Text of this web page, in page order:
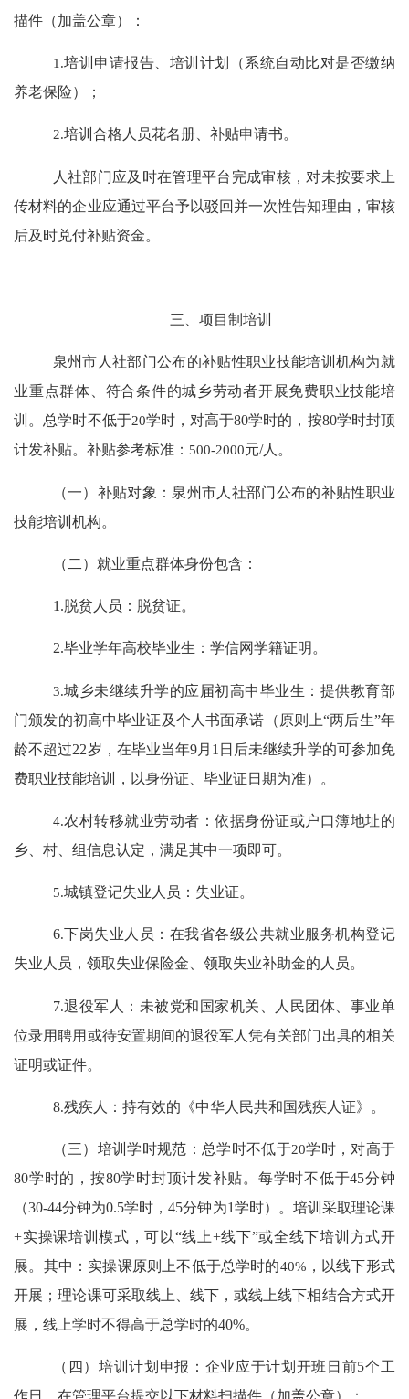
描件（加盖公章）：
1.培训申请报告、培训计划（系统自动比对是否缴纳
养老保险）；
2.培训合格人员花名册、补贴申请书。
人社部门应及时在管理平台完成审核， 对未按要求上
传材料的企业应通过平台予以驳回并一次性告知理由 ， 审核
后及时兑付补贴资金。
三、项目制培训
泉州市人社部门公布的补贴性职业技能培训机构为就
业重点群体、符合条件的城乡劳动者开展免费职业技能培
训。总学时不低于20学时，对高于80学时的，按80学时封顶
计发补贴。补贴参考标准： 500-2000元/人。
（一）补贴对象： 泉州市人社部门公布的补贴性职业
技能培训机构。
（二）就业重点群体身份包含：
1.脱贫人员：脱贫证。
2.毕业学年高校毕业生：学信网学籍证明。
3.城乡未继续升学的应届初高中毕业生：提供教育部
门颁发的初高中毕业证及个人书面承诺（原则上“两后生”年
龄不超过22岁，在毕业当年9月 1 日后未继续升学的可参加免
费职业技能培训，以身份证、毕业证日期为准）。
4.农村转移就业劳动者：依据身份证或户口簿地址的
乡、村、组信息认定，满足其中一项即可。
5.城镇登记失业人员：失业证。
6. 下岗失业人员：在我省各级公共就业服务机构登记
失业人员，领取失业保险金、领取失业补助金的人员。
7.退役军人：未被党和国家机关、人民团体、事业单
位录用聘用或待安置期间的退役军人凭有关部门出具的相关
证明或证件。
8.残疾人： 持有效的《中华人民共和国残疾人证》。
（三）培训学时规范 ： 总学时不低于20学时，对高于
80学时的，按80学时封顶计发补贴。每学时不低于45分钟
（30-44分钟为0.5学时，45分钟为1学时）。培训采取理论课
+实操课培训模式 ，可以“线上+线下”或全线下培训 方式开
展。其中：实操课原则上不低于总学时的40% ，以线下形式
开展；理论课可采取线上、线下，或线上线下相结合方式开
展，线上学时不得高于总学时的40%。
（四）培训计划申报： 企业应于计划开班日前5个工